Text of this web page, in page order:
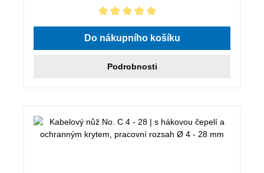
Průměrné hodnocení 5 z 5 hvězd
Do nákupního košíku
Podrobnosti